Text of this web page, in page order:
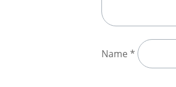
Name*